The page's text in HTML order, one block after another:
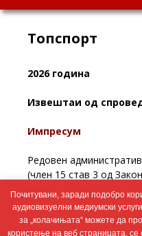
Топспорт
2026 година
Извештаи од
Импресум
Редовен
(член 15 став 3 од
Редовен
14 став 1 од Законот
Почитувани, заради подобро
аудиовизуелни медиумски
за „колачињата“ можете да
користење на веб страницата,